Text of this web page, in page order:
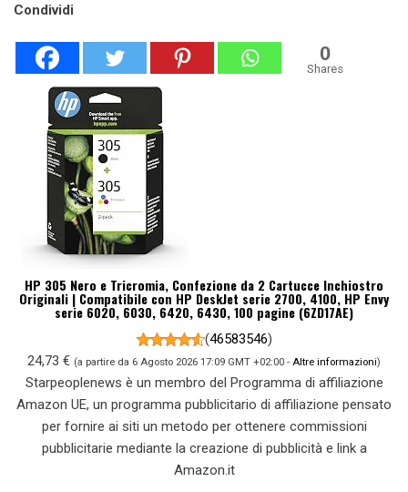
Condividi
0
Shares
HP 305 Nero e Tricromia, Confezione da 2 Cartucce Inchiostro
Originali | Compatibile con HP DeskJet serie 2700, 4100, HP Envy
serie 6020, 6030, 6420, 6430, 100 pagine (6ZD17AE)
(46583546)
24,73 € (a partire da 6 Agosto 2026 17:09 GMT +02:00 - Altre informazioni)
Starpeoplenews è un membro del Programma di affiliazione
Amazon UE, un programma pubblicitario di affiliazione pensato
per fornire ai siti un metodo per ottenere commissioni
pubblicitarie mediante la creazione di pubblicità e link a
Amazon.it